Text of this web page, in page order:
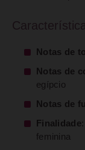
Notas de
Notas de
egípcio
Notas de
Finalidade
feminina